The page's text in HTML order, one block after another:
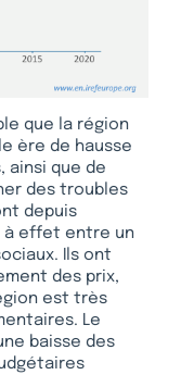
que la région
ère de hausse
ainsi que de
des troubles
depuis
à effet entre un
Ils ont
des prix,
est très
Le
baisse des